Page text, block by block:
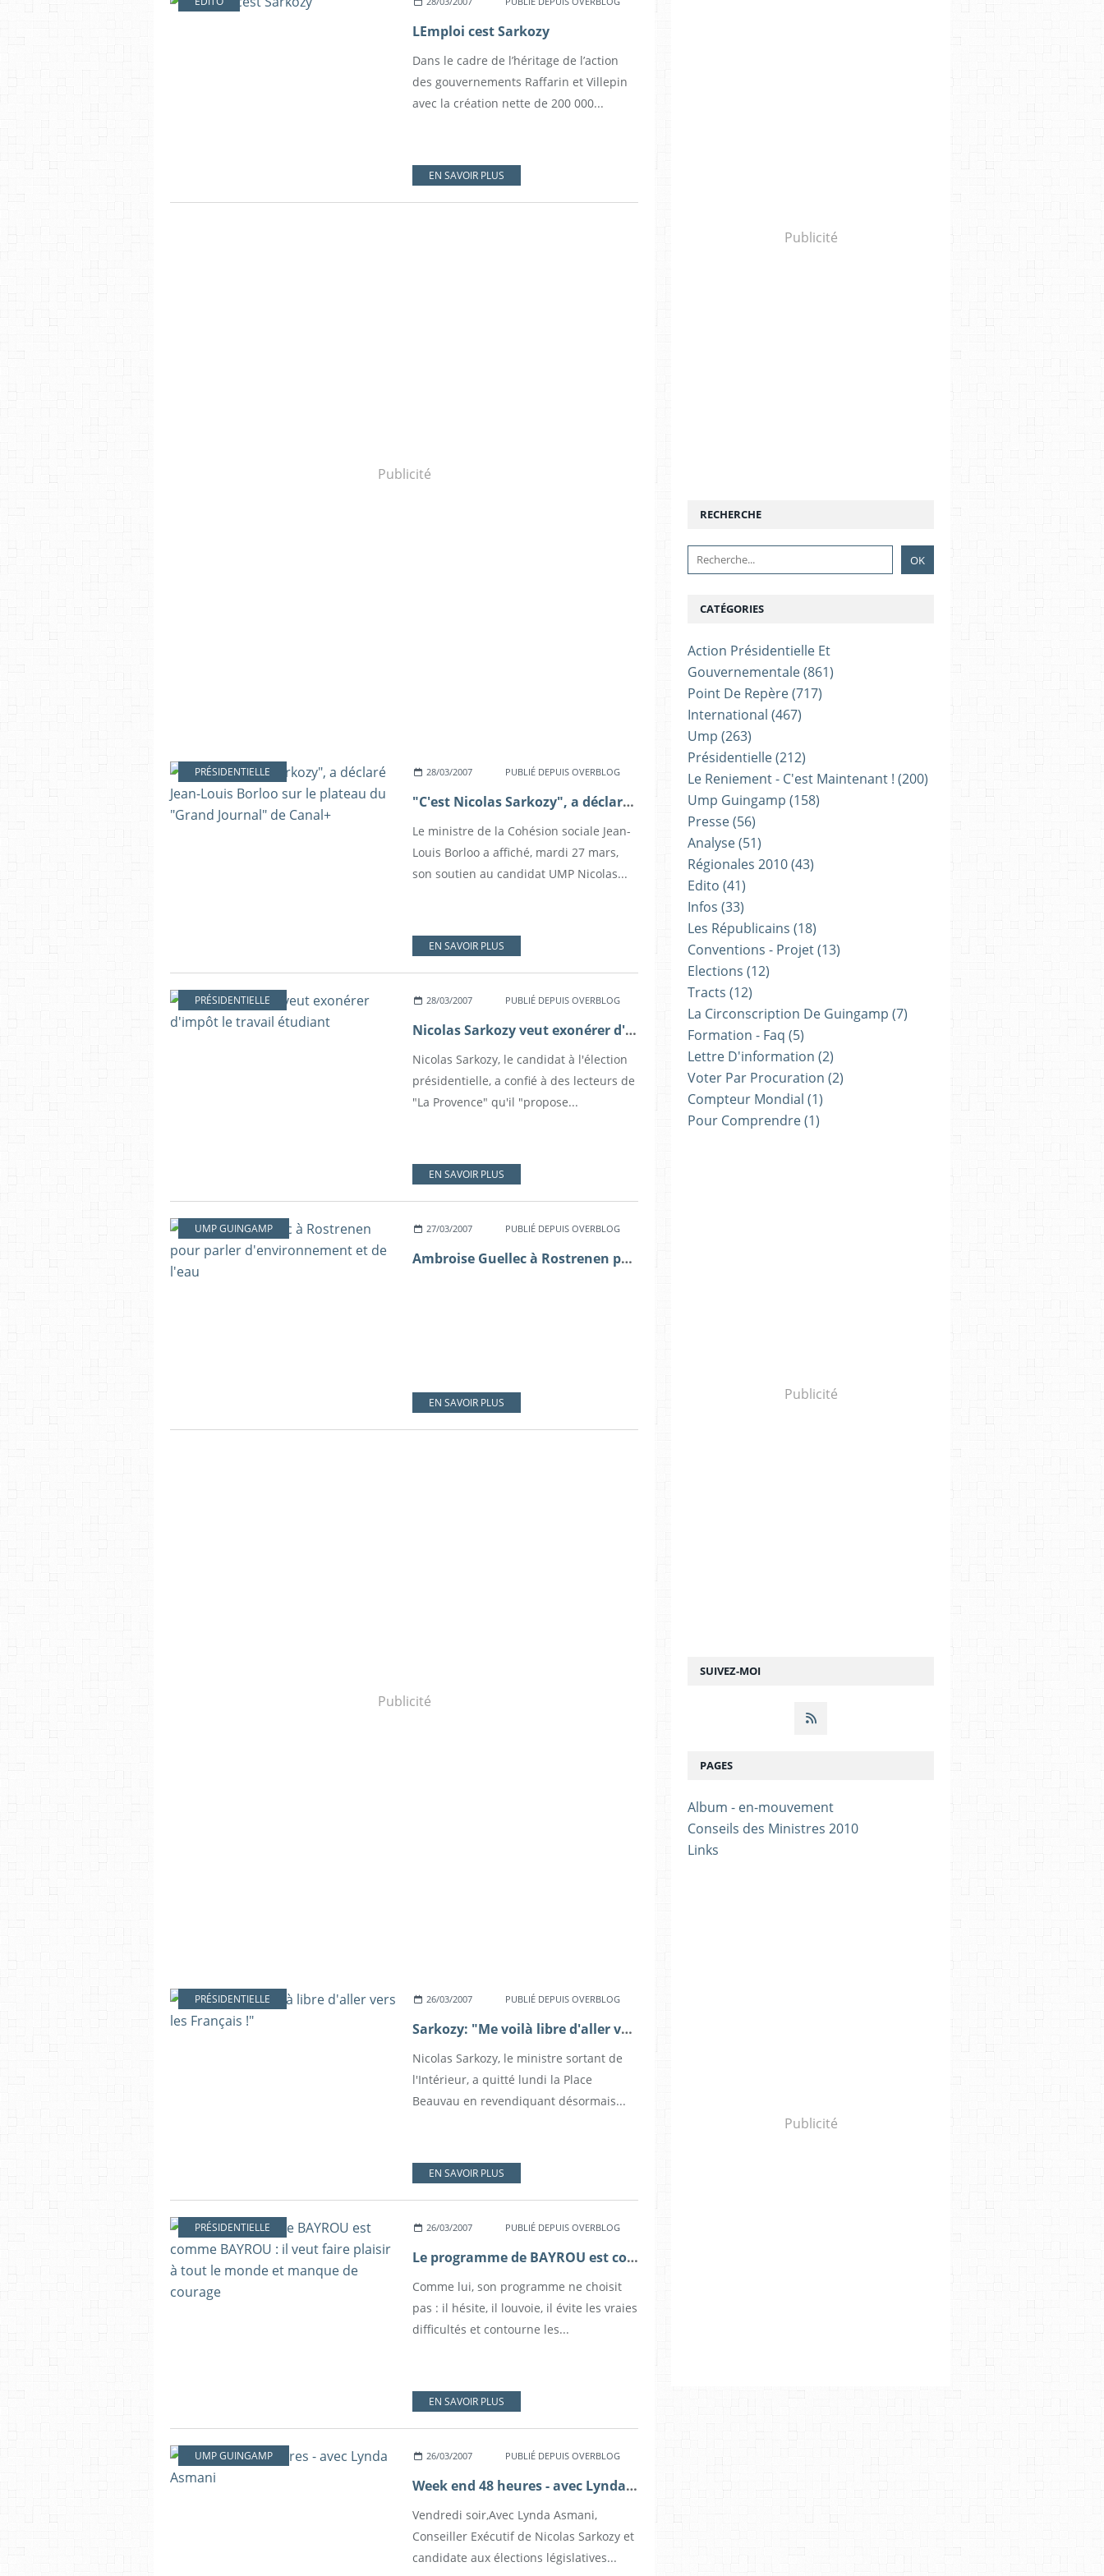
LEmploi cest Sarkozy
Dans le cadre de l’héritage de l’action
des gouvernements Raffarin et Villepin
avec la création nette de 200 000...
EN SAVOIR PLUS
Publicité
PRÉSIDENTIELLE 28/03/2007 PUBLIÉ DEPUIS OVERBLOG
"C'est Nicolas Sarkozy", a déclaré Jean-Louis Borloo sur le plateau du "Grand Journal" de Canal+
Le ministre de la Cohésion sociale Jean-
Louis Borloo a affiché, mardi 27 mars,
son soutien au candidat UMP Nicolas...
EN SAVOIR PLUS
PRÉSIDENTIELLE 28/03/2007 PUBLIÉ DEPUIS OVERBLOG
Nicolas Sarkozy veut exonérer d'impôt le travail étudiant
Nicolas Sarkozy, le candidat à l'élection
présidentielle, a confié à des lecteurs de
"La Provence" qu'il "propose...
EN SAVOIR PLUS
UMP GUINGAMP 27/03/2007 PUBLIÉ DEPUIS OVERBLOG
Ambroise Guellec à Rostrenen pour parler d'environnement et de l'eau
EN SAVOIR PLUS
Publicité
PRÉSIDENTIELLE 26/03/2007 PUBLIÉ DEPUIS OVERBLOG
Sarkozy: "Me voilà libre d'aller vers les Français !"
Nicolas Sarkozy, le ministre sortant de
l'Intérieur, a quitté lundi la Place
Beauvau en revendiquant désormais...
EN SAVOIR PLUS
PRÉSIDENTIELLE 26/03/2007 PUBLIÉ DEPUIS OVERBLOG
Le programme de BAYROU est comme BAYROU : il veut faire plaisir à tout le monde et manque de courage
Comme lui, son programme ne choisit
pas : il hésite, il louvoie, il évite les vraies
difficultés et contourne les...
EN SAVOIR PLUS
UMP GUINGAMP 26/03/2007 PUBLIÉ DEPUIS OVERBLOG
Week end 48 heures - avec Lynda Asmani
Vendredi soir,Avec Lynda Asmani,
Conseiller Exécutif de Nicolas Sarkozy et
candidate aux élections législatives...
Publicité
SUIVEZ-MOI
RECHERCHE
Publicité
PAGES
Album - en-mouvement
Conseils des Ministres 2010
Links
CATÉGORIES
Action Présidentielle Et
Gouvernementale(861)
Point De Repère(717)
International (467)
Ump (263)
Présidentielle(212)
Le Reniement - C'est Maintenant ! (200)
Ump Guingamp (158)
Presse(56)
Analyse(51)
Régionales 2010(43)
Edito (41)
Infos (33)
Les Républicains (18)
Conventions - Projet(13)
Elections (12)
Tracts (12)
La Circonscription De Guingamp (7)
Formation - Faq (5)
Lettre D'information (2)
Voter Par Procuration (2)
Compteur Mondial (1)
Pour Comprendre(1)
Publicité